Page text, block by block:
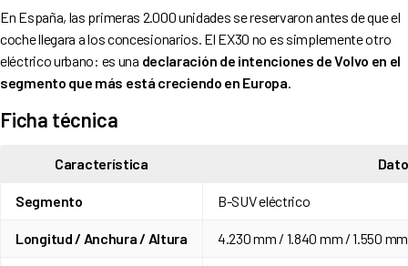
Opinión de experta: Cristina Pérez Odriozola
El Volvo EX30 en renting: ¿tiene sentido frente a la compra?
¿Para quién tiene sentido el Volvo EX30?
En España, las primeras 2.000 unidades se reservaron antes de que el
coche llegara a los concesionarios. El EX30 no es simplemente otro
eléctrico urbano: es una declaración de intenciones de Volvo en el
segmento que más está creciendo en Europa.
Ficha técnica
Característica Dato
Segmento B-SUV eléctrico
Longitud / Anchura / Altura 4.230 mm / 1.840 mm / 1.550 mm